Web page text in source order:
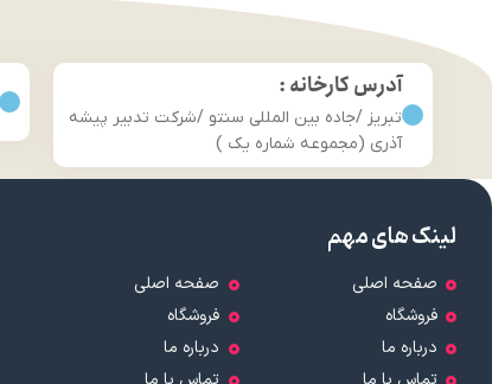
آدرس کارخانه :
تبریز /جاده بین المللی سنتو /شرکت تدبیر پیشه
آذری (مجموعه شماره یک )
لینک های مهم
صفحه اصلی
فروشگاه
درباره ما
صفحه اصلی
فروشگاه
درباره ما